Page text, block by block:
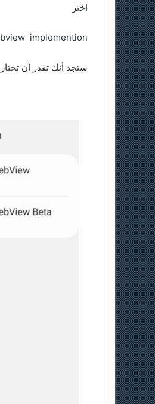
اختر
_ implemention
ستجد أنك تقدر أن